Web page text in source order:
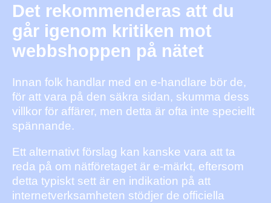
Det rekommenderas att du
går igenom kritiken mot
webbshoppen på nätet
Innan folk handlar med en e-handlare bör de,
för att vara på den säkra sidan, skumma dess
villkor för affärer, men detta är ofta inte speciellt
spännande.
Ett alternativt förslag kan kanske vara att ta
reda på om nätföretaget är e-märkt, eftersom
detta typiskt sett är en indikation på att
internetverksamheten stödjer de officiella